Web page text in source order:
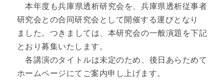
本年度も兵庫県透析研究会を、兵庫県透析従事者
研究会との合同研究会として開催する運びとなり
ました。つきましては、本研究会の一般演題を下記
とおり募集いたします。
各講演のタイトルは未定のため、後日あらためて
ホームページにてご案内申し上げます。